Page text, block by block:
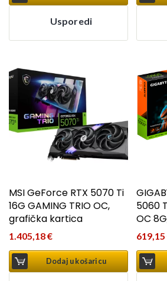
Usporedi
MSI GeForce RTX 5070 Ti
16G GAMING TRIO OC,
grafička kartica
1.405,18€
Dodaj u košaricu
5060
OC
619,15